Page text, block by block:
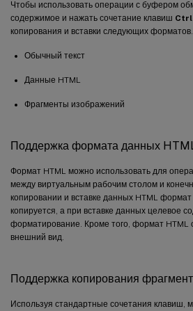
Чтобы использовать операции с буфером
содержимое и нажать сочетание клавиш Ctrl
копирования и вставки следующих форматов.
Обычный текст
Данные HTML
Фрагменты изображений
Поддержка формата данных
Формат HTML можно использовать для
между виртуальным рабочим столом и
копировании и вставке данных HTML
копируется, а при вставке данных целевое
форматирование. Кроме того, формат HTML
внешний вид.
Поддержка копирования
Используя стандартные сочетания клавиш,